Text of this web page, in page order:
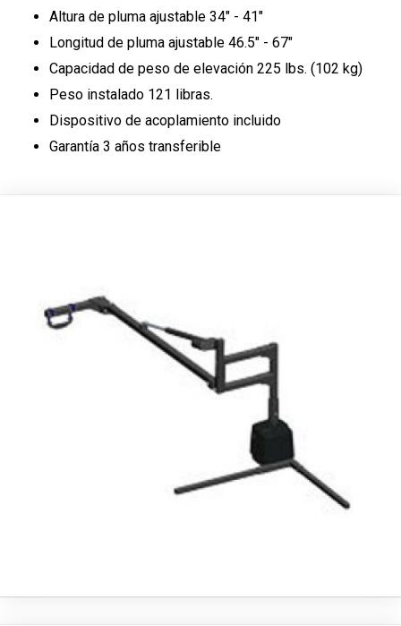
Altura de pluma ajustable 34" - 41"
Longitud de pluma ajustable 46.5" - 67"
Capacidad de peso de elevación 225 lbs. (102 kg)
Peso instalado 121 libras.
Dispositivo de acoplamiento incluido
Garantía 3 años transferible